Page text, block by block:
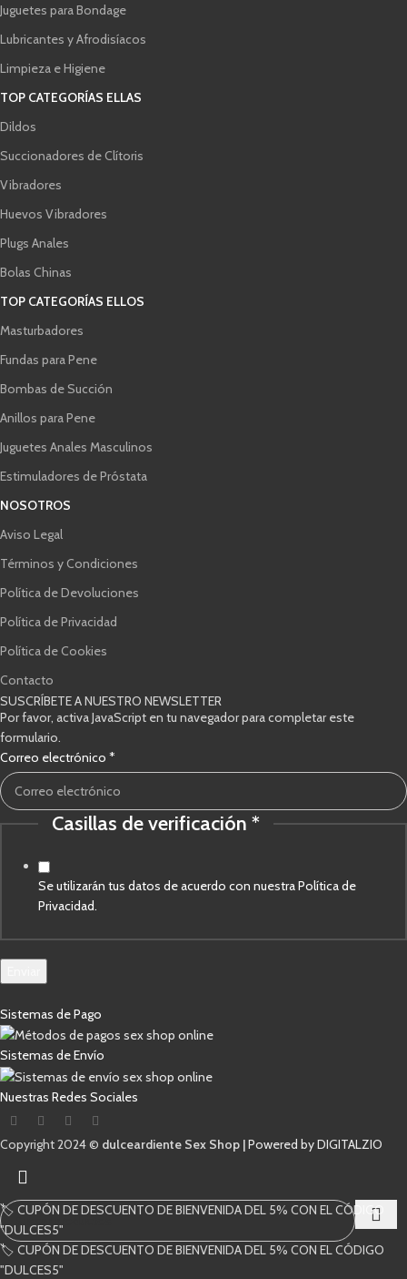
Juguetes para Bondage
Lubricantes y Afrodisíacos
Limpieza e Higiene
TOP CATEGORÍAS ELLAS
Dildos
Succionadores de Clítoris
Vibradores
Huevos Vibradores
Plugs Anales
Bolas Chinas
TOP CATEGORÍAS ELLOS
Masturbadores
Fundas para Pene
Bombas de Succión
Anillos para Pene
Juguetes Anales Masculinos
Estimuladores de Próstata
NOSOTROS
Aviso Legal
Términos y Condiciones
Política de Devoluciones
Política de Privacidad
Política de Cookies
Contacto
SUSCRÍBETE A NUESTRO NEWSLETTER
Por favor, activa JavaScript en tu navegador para completar este
formulario.
Correo electrónico *
electrónicoCasillas de verificación *
Se utilizarán tus datos de acuerdo con nuestra Política de
Privacidad.
Sistemas de Pago
Sistemas de Envío
Nuestras Redes Sociales
Copyright 2024 © dulceardiente Sex Shop |Powered by DIGITALZIO
Comienza a escribir para ver los productos que estás buscando.
🏷️ CUPÓN DE DESCUENTO DE BIENVENIDA DEL 5% CON EL CÓDIGO
"DULCES5"
🏷️ CUPÓN DE DESCUENTO DE BIENVENIDA DEL 5% CON EL CÓDIGO
"DULCES5"